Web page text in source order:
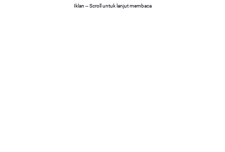
Iklan -- Scroll untuk lanjut membaca